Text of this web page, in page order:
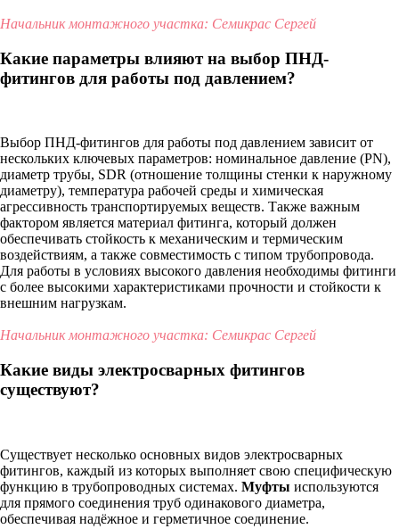
Начальник монтажного участка: Семикрас Сергей
Какие параметры влияют на выбор ПНД-
фитингов для работы под давлением?
Выбор ПНД-фитингов для работы под давлением зависит от
нескольких ключевых параметров: номинальное давление (PN),
диаметр трубы, SDR (отношение толщины стенки к наружному
диаметру), температура рабочей среды и химическая
агрессивность транспортируемых веществ. Также важным
фактором является материал фитинга, который должен
обеспечивать стойкость к механическим и термическим
воздействиям, а также совместимость с типом трубопровода.
Для работы в условиях высокого давления необходимы фитинги
с более высокими характеристиками прочности и стойкости к
внешним нагрузкам.
Начальник монтажного участка: Семикрас Сергей
Какие виды электросварных фитингов
существуют?
Существует несколько основных видов электросварных
фитингов, каждый из которых выполняет свою специфическую
функцию в трубопроводных системах. Муфты используются
для прямого соединения труб одинакового диаметра,
обеспечивая надёжное и герметичное соединение.